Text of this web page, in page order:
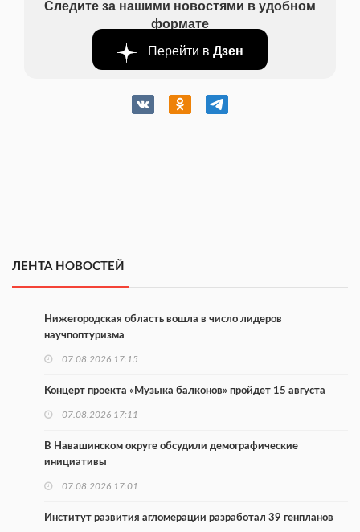
Следите за нашими новостями в удобном
формате
Перейти в Дзен
ЛЕНТА НОВОСТЕЙ
Нижегородская область вошла в число лидеров
научпоптуризма
07.08.2026 17:15
Концерт проекта «Музыка балконов» пройдет 15 августа
07.08.2026 17:11
В Навашинском округе обсудили демографические
инициативы
07.08.2026 17:01
Институт развития агломерации разработал 39 генпланов